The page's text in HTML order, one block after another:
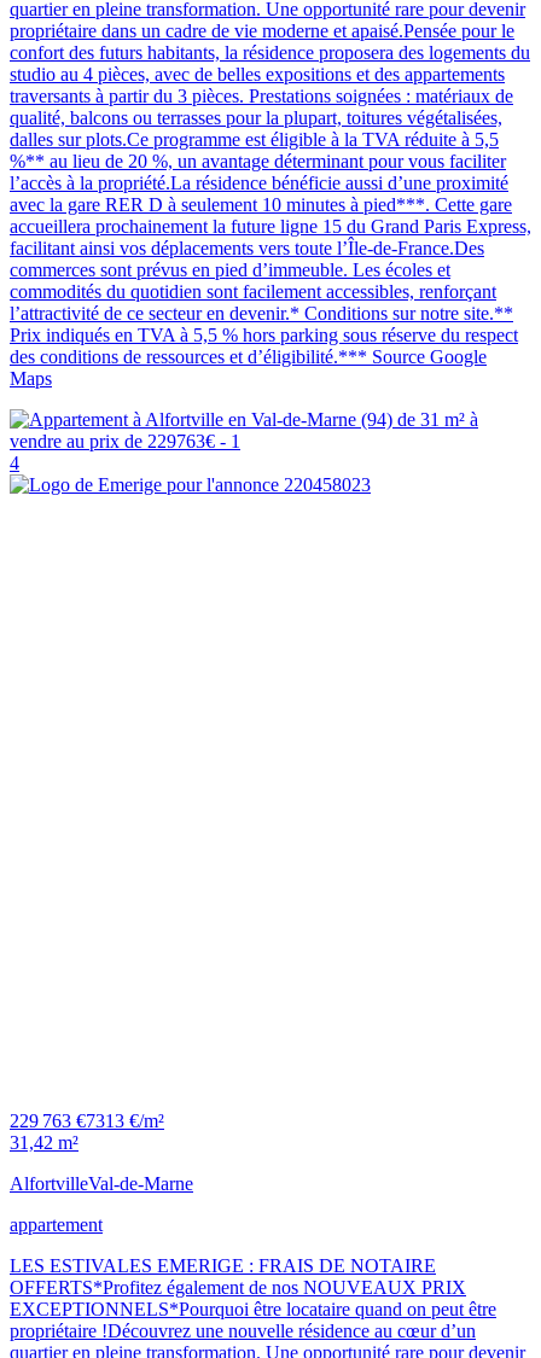
quartier en pleine transformation. Une opportunité rare pour devenir
propriétaire dans un cadre de vie moderne et apaisé.Pensée pour le
confort des futurs habitants, la résidence proposera des logements du
studio au 4 pièces, avec de belles expositions et des appartements
traversants à partir du 3 pièces. Prestations soignées : matériaux de
qualité, balcons ou terrasses pour la plupart, toitures végétalisées,
dalles sur plots.Ce programme est éligible à la TVA réduite à 5,5
%** au lieu de 20 %, un avantage déterminant pour vous faciliter
l’accès à la propriété.La résidence bénéficie aussi d’une proximité
avec la gare RER D à seulement 10 minutes à pied***. Cette gare
accueillera prochainement la future ligne 15 du Grand Paris Express,
facilitant ainsi vos déplacements vers toute l’Île-de-France.Des
commerces sont prévus en pied d’immeuble. Les écoles et
commodités du quotidien sont facilement accessibles, renforçant
l’attractivité de ce secteur en devenir.* Conditions sur notre site.**
Prix indiqués en TVA à 5,5 % hors parking sous réserve du respect
des conditions de ressources et d’éligibilité.*** Source Google
Maps
4
229 763 €7313 €/m²
31,42 m²
AlfortvilleVal-de-Marne
appartement
LES ESTIVALES EMERIGE : FRAIS DE NOTAIRE
OFFERTS*Profitez également de nos NOUVEAUX PRIX
EXCEPTIONNELS*Pourquoi être locataire quand on peut être
propriétaire !Découvrez une nouvelle résidence au cœur d’un
quartier en pleine transformation. Une opportunité rare pour devenir